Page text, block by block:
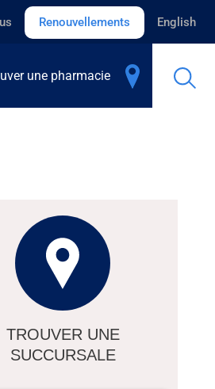
Renouvellements English
une pharmacie
TROUVER UNE
SUCCURSALE